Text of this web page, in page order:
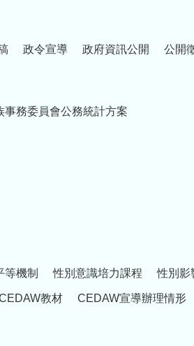
政令宣導 政府資訊公開 公開
事務委員會公務統計方案
等機制 性別意識培力課程 性別影
教材 CEDAW宣導辦理情形